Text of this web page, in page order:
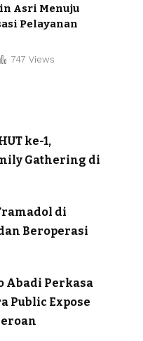
Asri Menuju
Pelayanan
747 Views
ke-1,
Gathering di
di
Beroperasi
Abadi Perkasa
Public Expose